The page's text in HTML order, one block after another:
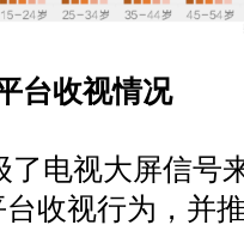
收视情况
电视大屏信号
收视行为，并